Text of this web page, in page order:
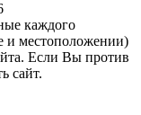
каждого
и местоположении)
Если Вы против
сайт.